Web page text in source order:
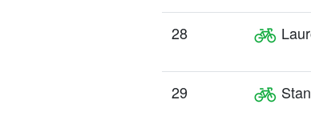
28
29